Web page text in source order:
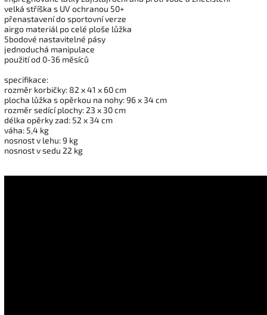
velká stříška s UV ochranou 50+
přenastavení do sportovní verze
airgo materiál po celé ploše lůžka
5bodové nastavitelné pásy
jednoduchá manipulace
použití od 0-36 měsíců
specifikace:
rozměr korbičky: 82 x 41 x 60 cm
plocha lůžka s opěrkou na nohy: 96 x 34 cm
rozměr sedící plochy: 23 x 30 cm
délka opěrky zad: 52 x 34 cm
váha: 5,4 kg
nosnost v lehu: 9 kg
nosnost v sedu 22 kg